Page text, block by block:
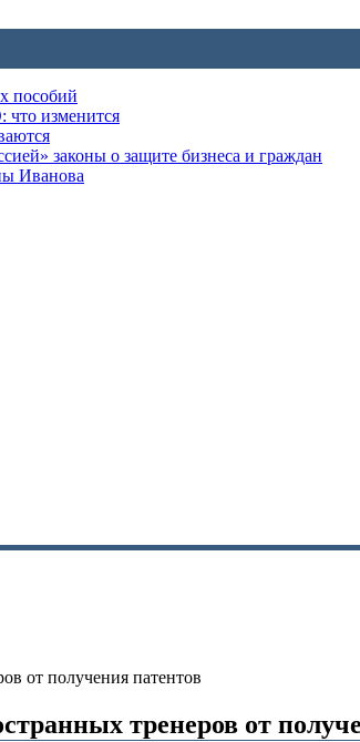
пособий
что изменится
законы о защите бизнеса и граждан
Иванова
от получения патентов
тренеров от